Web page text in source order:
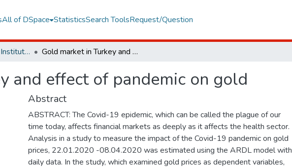
All of DSpace StatisticsSearch ToolsRequest/Question
Graduate Programs Institute Thesis Collection Gold market in Turkey and effect of pandemic on gold
and effect of pandemic on gold
Abstract
ABSTRACT: The Covid-19 epidemic, which can be called the plague of our
time today, affects financial markets as deeply as it affects the health sector.
Analysis in a study to measure the impact of the Covid-19 pandemic on gold
prices, 22.01.2020 -08.04.2020 was estimated using the ARDL model with
daily data. In the study, which examined gold prices as dependent variables,